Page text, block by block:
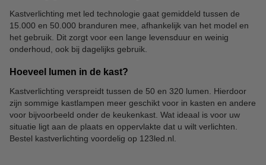
Kastverlichting met led technologie gaat gemiddeld tussen de
15.000 en 50.000 branduren mee, afhankelijk van het model en
het gebruik. Dit zorgt voor een lange levensduur en weinig
onderhoud, ook bij dagelijks gebruik.
Hoeveel lumen in de kast?
Kastverlichting verspreidt tussen de 50 en 320 lumen. Hierdoor
zijn sommige kastlampen meer geschikt voor in kasten en andere
voor bijvoorbeeld onder de keukenkast. Wat ideaal is voor uw
situatie ligt aan de plaats en oppervlakte dat u wilt verlichten.
Bestel kastverlichting voordelig op 123led.nl.